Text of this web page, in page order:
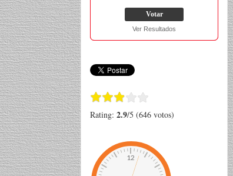
Ver Resultados
Rating: 2.9/5 (646 votos)